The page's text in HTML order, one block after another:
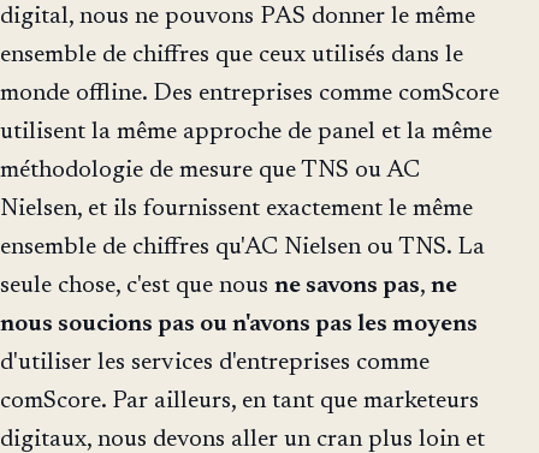
digital, nous ne pouvons PAS donner le même
ensemble de chiffres que ceux utilisés dans le
monde offline. Des entreprises comme comScore
utilisent la même approche de panel et la même
méthodologie de mesure que TNS ou AC
Nielsen, et ils fournissent exactement le même
ensemble de chiffres qu'AC Nielsen ou TNS. La
seule chose, c'est que nous ne savons pas, ne
nous soucions pas ou n'avons pas les moyens
d'utiliser les services d'entreprises comme
comScore. Par ailleurs, en tant que marketeurs
digitaux, nous devons aller un cran plus loin et